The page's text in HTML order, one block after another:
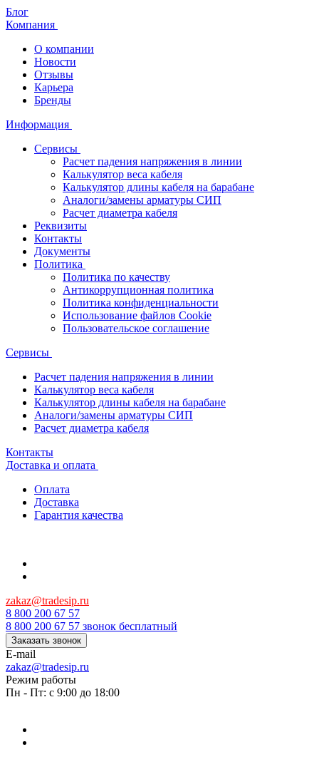
Блог
Компания
О компании
Новости
Отзывы
Карьера
Бренды
Информация
Сервисы
Расчет падения напряжения в линии
Калькулятор веса кабеля
Калькулятор длины кабеля на барабане
Аналоги/замены арматуры СИП
Расчет диаметра кабеля
Реквизиты
Контакты
Документы
Политика
Политика по качеству
Антикоррупционная политика
Политика конфиденциальности
Использование файлов Cookie
Пользовательское соглашение
Сервисы
Расчет падения напряжения в линии
Калькулятор веса кабеля
Калькулятор длины кабеля на барабане
Аналоги/замены арматуры СИП
Расчет диаметра кабеля
Контакты
Доставка и оплата
Оплата
Доставка
Гарантия качества
zakaz@tradesip.ru
8 800 200 67 57
8 800 200 67 57 звонок бесплатный
Заказать звонок
E-mail
zakaz@tradesip.ru
Режим работы
Пн - Пт: с 9:00 до 18:00